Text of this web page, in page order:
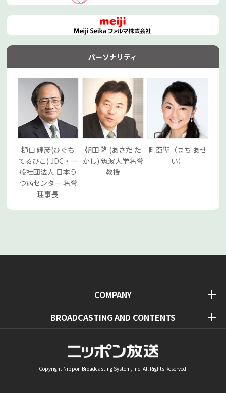
パーソナリティ
樋口 輝彦(ひぐち
てるひこ) JDC・一
般社団法人 日本う
つ病センター 名誉
理事長
朝田 隆 (あさだ た
かし) 筑波大学名誉
教授
町亞聖（まち あせ
い）
COMPANY
BROADCASTING AND CONTENTS
Copyright Nippon Broadcasting System, Inc. All Rights Reserved.